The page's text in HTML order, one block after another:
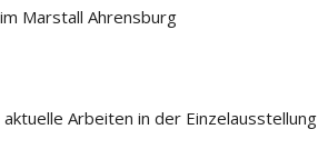
Marstall Ahrensburg
Arbeiten in der Einzelausstellung